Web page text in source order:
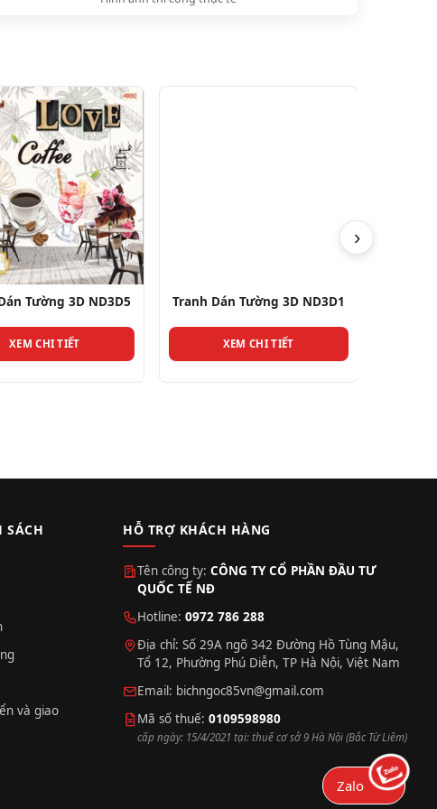
Tường 3D ND3D5
XEM CHI TIẾT
Tranh Dán Tường 3D ND3D1
XEM CHI TIẾT
›
SÁCH
và giao
HỖ TRỢ KHÁCH HÀNG
Tên công ty:CÔNG TY CỔ PHẦN ĐẦU TƯ
QUỐC TẾ NĐ
Hotline:0972 786 288
Địa chỉ: Số 29A ngõ 342 Đường Hồ Tùng Mậu,
Tổ 12, Phường Phú Diễn, TP Hà Nội, Việt Nam
Email: bichngoc85vn@gmail.com
Mã số thuế:0109598980
cấp ngày: 15/4/2021 tại: thuế cơ sở 9 Hà Nội (Bắc Từ Liêm)
Zalo